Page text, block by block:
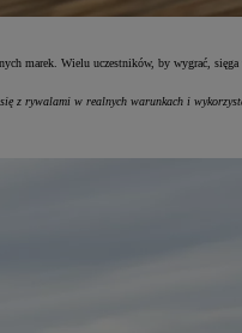
marek. Wielu uczestników, by wygrać,
z rywalami w realnych warunkach i